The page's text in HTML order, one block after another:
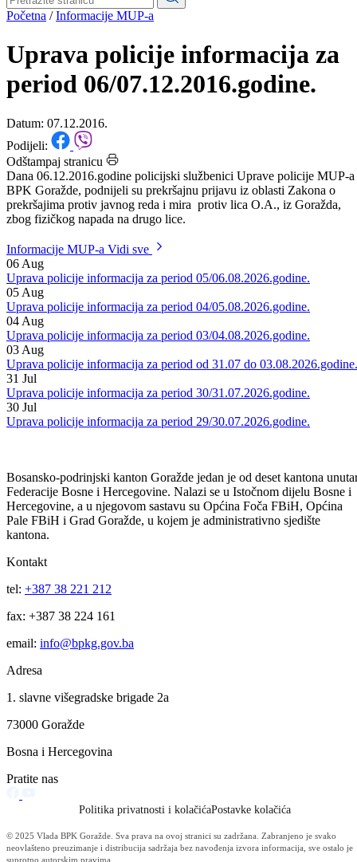
Kontakt
Početna/Informacije MUP-a
Uprava policije informacija za
period 06/07.12.2016.godine.
Datum: 07.12.2016.
Podijeli:
Odštampaj stranicu
Dana 06.12.2016.godine policijski službenici Uprave policije MUP-a
prekršajima protiv javnog reda i mira protiv lica O.A., iz Goražda,
zbog fizičkog napada na drugo lice.
Informacije MUP-a
06Aug
Uprava policije informacija za period 05/06.08.2026.godine.
05Aug
Uprava policije informacija za period 04/05.08.2026.godine.
04Aug
Uprava policije informacija za period 03/04.08.2026.godine.
03Aug
Uprava policije informacija za period od 31.07 do 03.08.2026.godine.
31 Jul